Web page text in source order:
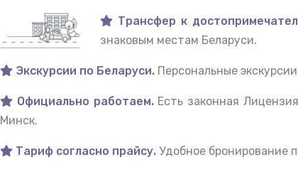
Трансфер к
знаковым местам Беларуси.
Экскурсии по Беларуси. Персональные
Официально работаем. Есть законная
Минск.
Тариф согласно прайсу. Удобное бронирование